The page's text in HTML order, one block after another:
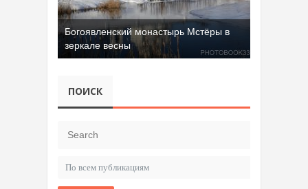
Богоявленский монастырь Мстёры в
зеркале весны
ПОИСК